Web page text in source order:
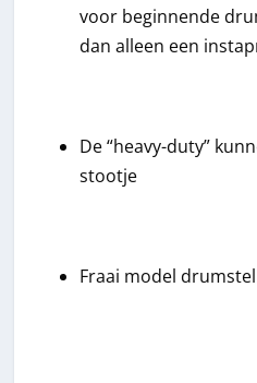
voor beginnende
dan alleen een
De “heavy-duty”
stootje
Fraai model